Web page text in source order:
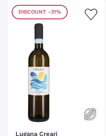
DISCOUNT -31%
Lugana Creari